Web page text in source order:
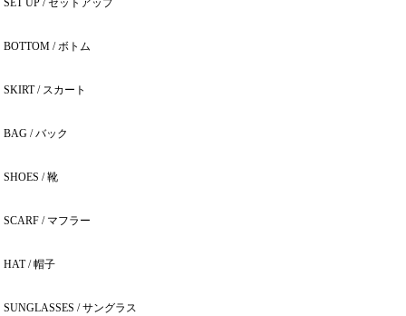
SET UP / セットアップ
BOTTOM / ボトム
SKIRT / スカート
BAG / バック
SHOES / 靴
SCARF / マフラー
HAT / 帽子
SUNGLASSES / サングラス